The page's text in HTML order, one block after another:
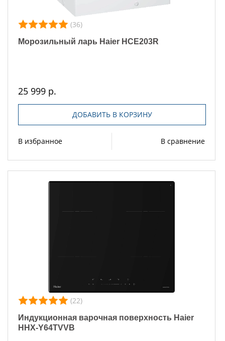
(36)
Морозильный ларь Haier HCE203R
25 999 р.
ДОБАВИТЬ В КОРЗИНУ
В избранное В сравнение
(22)
Индукционная варочная поверхность Haier
HHX-Y64TVVB